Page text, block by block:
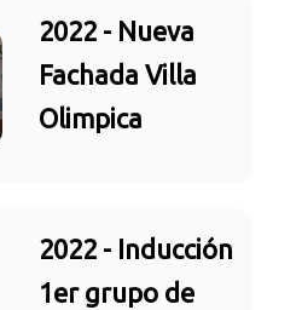
2022 - Nueva
Fachada Villa
Olimpica
2022 - Inducción
1er grupo de